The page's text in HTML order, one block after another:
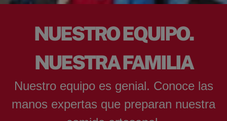
NUESTRO EQUIPO.
NUESTRA FAMILIA
Nuestro equipo es genial. Conoce las
manos expertas que preparan nuestra